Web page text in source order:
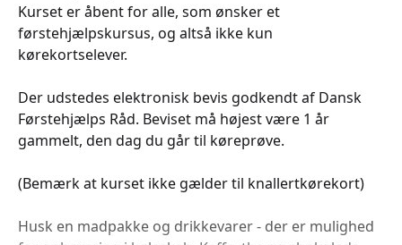
Kurset er åbent for alle, som ønsker et
førstehjælpskursus, og altså ikke kun
kørekortselever.
Der udstedes elektronisk bevis godkendt af Dansk
Førstehjælps Råd. Beviset må højest være 1 år
gammelt, den dag du går til køreprøve.
(Bemærk at kurset ikke gælder til knallertkørekort)
Husk en madpakke og drikkevarer - der er mulighed